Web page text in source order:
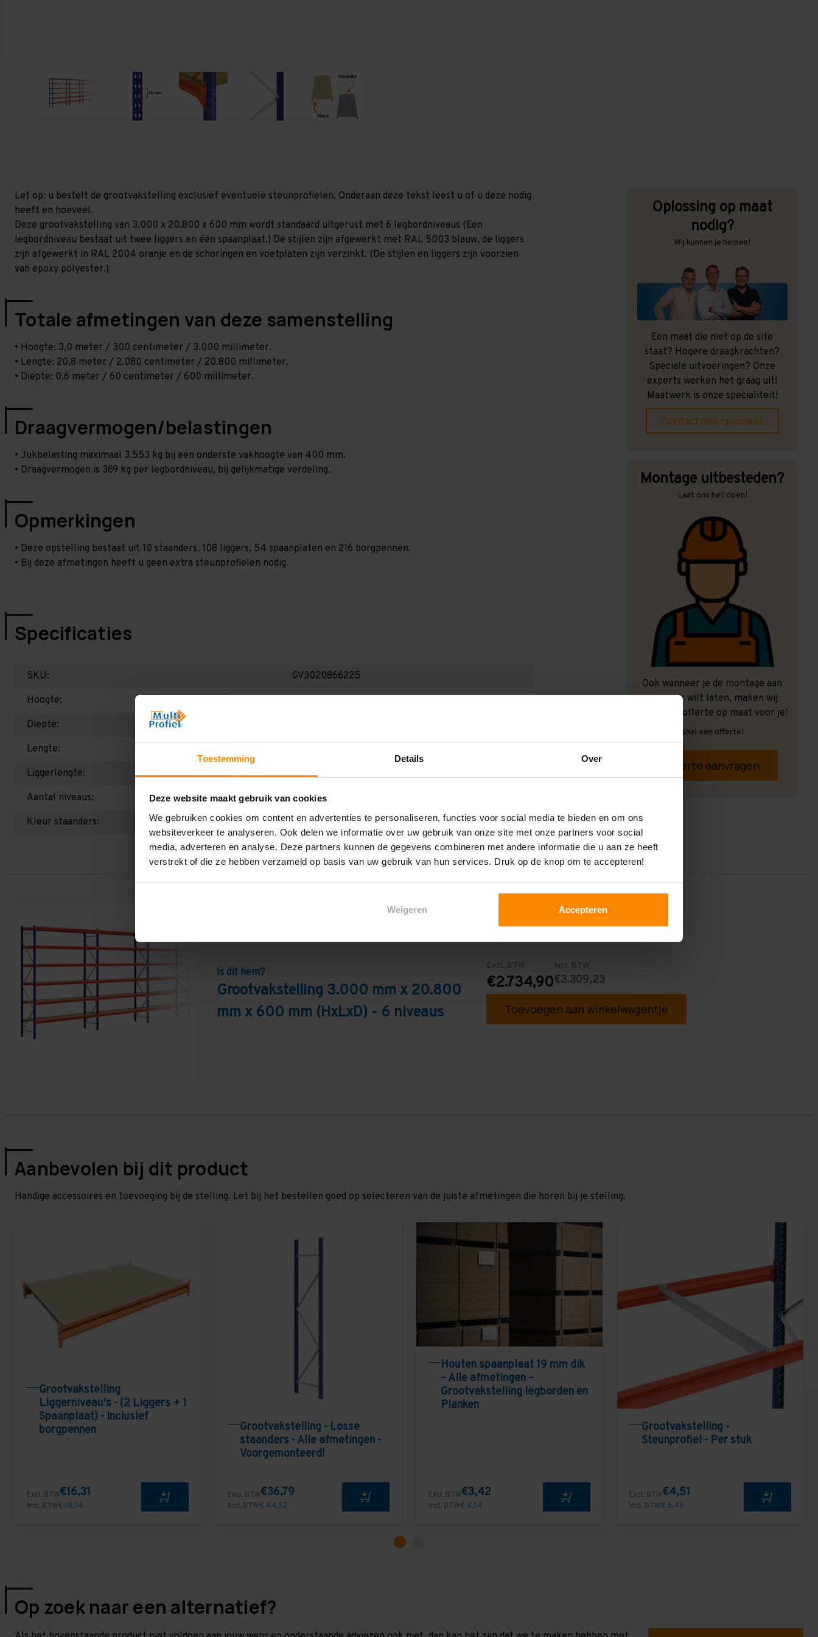
Toestemming Details Over
Deze website maakt gebruik van cookies
We gebruiken cookies om content en advertenties te personaliseren, functies voor social media te bieden en om ons
websiteverkeer te analyseren. Ook delen we informatie over uw gebruik van onze site met onze partners voor social
media, adverteren en analyse. Deze partners kunnen de gegevens combineren met andere informatie die u aan ze heeft
verstrekt of die ze hebben verzameld op basis van uw gebruik van hun services. Druk op de knop om te accepteren!
Weigeren Accepteren
Let op: u bestelt de grootvakstelling exclusief eventuele steunprofielen. Onderaan deze tekst leest u of u deze nodig
heeft en hoeveel.
Deze grootvakstelling van 3.000 x 20.800 x 600 mm wordt standaard uitgerust met 6 legbordniveaus (Een
legbordniveau bestaat uit twee liggers en één spaanplaat.) De stijlen zijn afgewerkt met RAL 5003 blauw, de liggers
zijn afgewerkt in RAL 2004 oranje en de schoringen en voetplaten zijn verzinkt. (De stijlen en liggers zijn voorzien
van epoxy polyester.)
Totale afmetingen van deze samenstelling
• Hoogte: 3,0 meter / 300 centimeter / 3.000 millimeter.
• Lengte: 20,8 meter / 2.080 centimeter / 20.800 millimeter.
• Diepte: 0,6 meter / 60 centimeter / 600 millimeter.
Draagvermogen/belastingen
• Jukbelasting maximaal 3.553 kg bij een onderste vakhoogte van 400 mm.
• Draagvermogen is 369 kg per legbordniveau, bij gelijkmatige verdeling.
Opmerkingen
• Deze opstelling bestaat uit 10 staanders, 108 liggers, 54 spaanplaten en 216 borgpennen.
• Bij deze afmetingen heeft u geen extra steunprofielen nodig.
Specificaties
SKU:
GV3020866225
Hoogte:
Diepte:
Lengte:
Liggerlengte:
2.250 mm
Aantal niveaus:
6
Kleur staanders:
Blauw
Oplossing op maat
nodig?
Wij kunnen je helpen!
Een maat die niet op de site
staat? Hogere draagkrachten?
Speciale uitvoeringen? Onze
experts werken het graag uit!
Maatwerk is onze specialiteit!
Contact met specialist
Montage uitbesteden?
Laat ons het doen!
Ook wanneer je de montage aan
ons over wilt laten, maken wij
graag een offerte op maat voor je!
Vrijblijvend, snel een offerte!
Offerte aanvragen
Is dit hem?
Grootvakstelling 3.000 mm x 20.800
mm x 600 mm (HxLxD) - 6 niveaus
Excl. BTW
€2.734,90
Incl. BTW
€3.309,23
Toevoegen aan winkelwagentje
Aanbevolen bij dit product
Handige accessoires en toevoeging bij de stelling. Let bij het bestellen goed op selecteren van de juiste afmetingen die horen bij je stelling.
Grootvakstelling
Liggerniveau's - (2 Liggers + 1
Spaanplaat) - Inclusief
borgpennen
Excl. BTW€16,31
Incl. BTW€ 19,74
Grootvakstelling - Losse
staanders - Alle afmetingen -
Voorgemonteerd!
Excl. BTW€36,79
Incl. BTW€ 44,52
Houten spaanplaat 19 mm dik
– Alle afmetingen –
Grootvakstelling legborden en
Planken
Excl. BTW€3,42
Incl. BTW€ 4,14
Grootvakstelling -
Steunprofiel - Per stuk
Excl. BTW€4,51
Incl. BTW€ 5,46
Op zoek naar een alternatief?